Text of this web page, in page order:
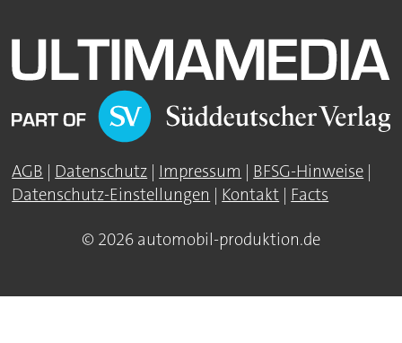
AGB | Datenschutz | Impressum | BFSG-Hinweise |
Datenschutz-Einstellungen | Kontakt | Facts
© 2026 automobil-produktion.de